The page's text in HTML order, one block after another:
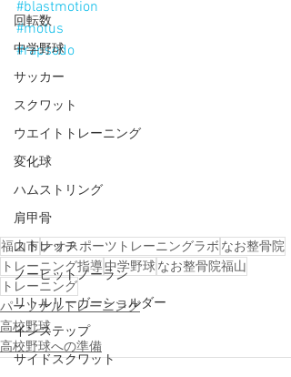
回転数
中学野球
サッカー
スクワット
ウエイトトレーニング
変化球
ハムストリング
肩甲骨
ストレッチ
ノーヒットノーラン
リトルリーガーショルダー
インステップ
サイドスクワット
#blastmotion
#motus
#rapsodo
福山市ナオスポーツトレーニングラボ なお整骨院
トレーニング指導中学野球なお整骨院福山
トレーニング
パーソナルトレーニング
高校野球
高校野球への準備